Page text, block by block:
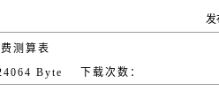
发
测算表
Byte 下载次数：